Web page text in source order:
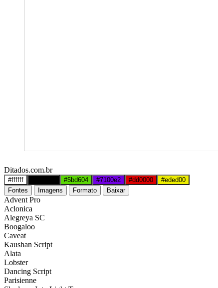
Ditados.com.br
#ffffff #5bd604 #7100e2 #dd0000
#eded00
Fontes
Imagens Formato Baixar
Advent Pro
Aclonica
Alegreya SC
Boogaloo
Caveat
Kaushan Script
Alata
Lobster
Dancing Script
Parisienne